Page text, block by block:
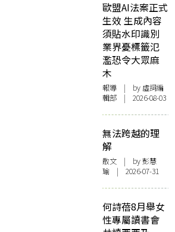
歐盟AI法案正式
生效 生成內容
須貼水印識別
業界憂標籤氾
濫恐令大眾麻
木
報導 | by 虛詞編
輯部 | 2026-08-03
無法跨越的理
解
散文 | by 彭慧
瑜 | 2026-07-31
何詩蓓8月舉女
性專屬讀書會